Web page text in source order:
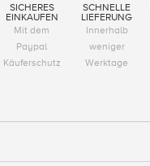
SICHERES
EINKAUFEN
Mit dem
Paypal
Käuferschutz
SCHNELLE
LIEFERUNG
Innerhalb
weniger
Werktage